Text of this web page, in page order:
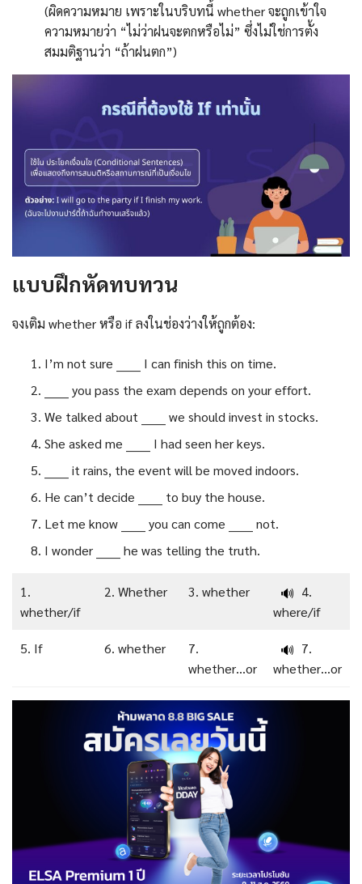
(ผิดความหมาย เพราะในบริบทนี้ whether จะถูกเข้าใจ
ความหมายว่า “ไม่ว่าฝนจะตกหรือไม่” ซึ่งไม่ใช่การตั้ง
สมมติฐานว่า “ถ้าฝนตก”)
แบบฝึกหัดทบทวน
จงเติม whether หรือ if ลงในช่องว่างให้ถูกต้อง:
I’m not sure ______ I can finish this on time.
______ you pass the exam depends on your effort.
We talked about ______ we should invest in stocks.
She asked me ______ I had seen her keys.
______ it rains, the event will be moved indoors.
He can’t decide ______ to buy the house.
Let me know ______ you can come ______ not.
I wonder ______ he was telling the truth.
1.
whether/if
2. Whether 3. whether 🔊 4.
where/if
5. If 6. whether
7.
whether…or
🔊 7.
whether…or